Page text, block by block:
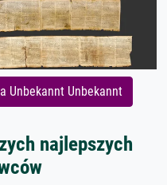
Unbekannt Unbekannt
najlepszych